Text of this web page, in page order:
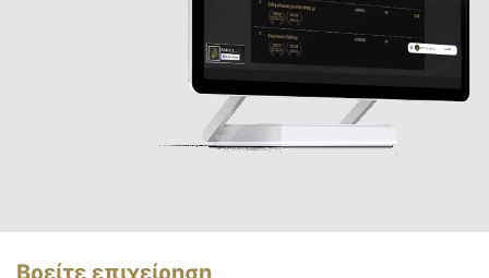
Βρείτε επιχείρηση